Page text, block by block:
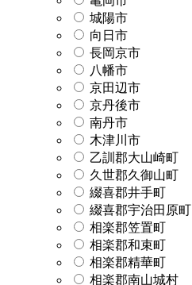
城陽市
向日市
長岡京市
八幡市
京田辺市
京丹後市
南丹市
木津川市
乙訓郡大山崎町
久世郡久御山町
綴喜郡井手町
綴喜郡宇治田原町
相楽郡笠置町
相楽郡和束町
相楽郡精華町
相楽郡南山城村